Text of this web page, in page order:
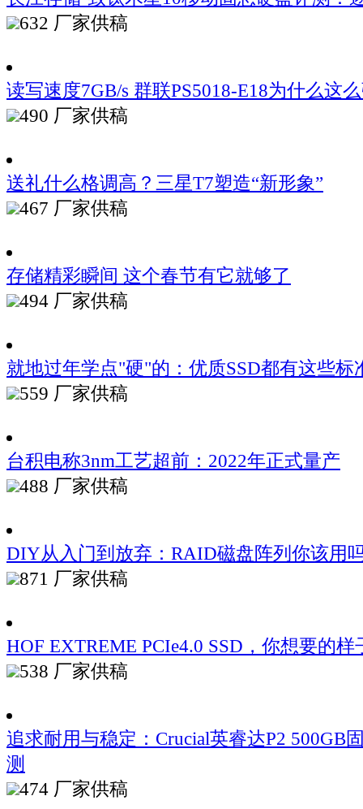
632 厂家供稿
读写速度7GB/s 群联PS5018-E18为什么这
490 厂家供稿
送礼什么格调高？三星T7塑造“新形象”
467 厂家供稿
存储精彩瞬间 这个春节有它就够了
494 厂家供稿
就地过年学点"硬"的：优质SSD都有这些标
559 厂家供稿
台积电称3nm工艺超前：2022年正式量产
488 厂家供稿
DIY从入门到放弃：RAID磁盘阵列你该用
871 厂家供稿
HOF EXTREME PCIe4.0 SSD，你想要的样
538 厂家供稿
追求耐用与稳定：Crucial英睿达P2 500GB
测
474 厂家供稿